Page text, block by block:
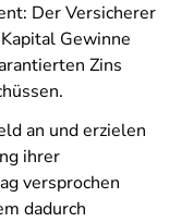
Der Versicherer
Gewinne
Zins
an und erzielen
ihrer
versprochen
dadurch